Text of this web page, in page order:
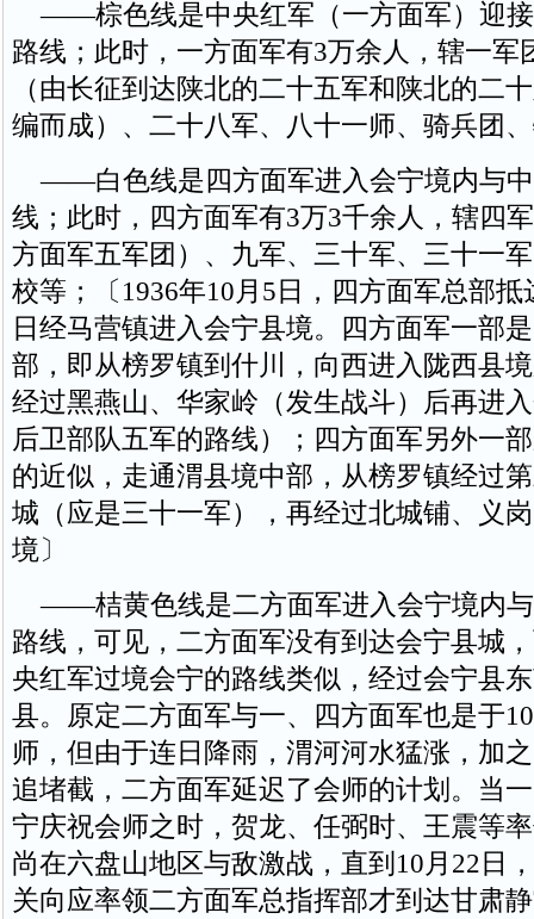
——棕色线是中央红军（一方面军）迎接
路线；此时，一方面军有3万余人，辖一军
（由长征到达陕北的二十五军和陕北的二
编而成）、二十八军、八十一师、骑兵团
——白色线是四方面军进入会宁境内与中
线；此时，四方面军有3万3千余人，辖四
方面军五军团）、九军、三十军、三十一
校等；〔1936年10月5日，四方面军总部抵
日经马营镇进入会宁县境。四方面军一部
部，即从榜罗镇到什川，向西进入陇西县
经过黑燕山、华家岭（发生战斗）后再进
后卫部队五军的路线）；四方面军另外一
的近似，走通渭县境中部，从榜罗镇经过
城（应是三十一军），再经过北城铺、义
境〕
——桔黄色线是二方面军进入会宁境内与
路线，可见，二方面军没有到达会宁县城
央红军过境会宁的路线类似，经过会宁县
县。原定二方面军与一、四方面军也是于
师，但由于连日降雨，渭河河水猛涨，加
追堵截，二方面军延迟了会师的计划。当
宁庆祝会师之时，贺龙、任弼时、王震等
尚在六盘山地区与敌激战，直到10月22日
关向应率领二方面军总指挥部才到达甘肃